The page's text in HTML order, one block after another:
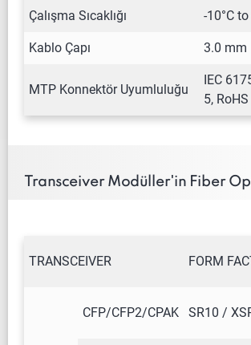
Çalışma Sıcaklığı -10°C
Kablo Çapı 3.0 mm
MTP Konnektör Uyumluluğu
IEC
5, RoHS
Transceiver Modüller'in Fiber
TRANSCEIVER FORM
CFP/CFP2/CPAK SR10 /